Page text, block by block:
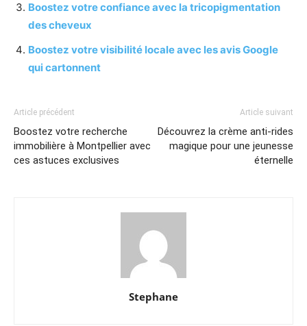
Boostez votre confiance avec la tricopigmentation
des cheveux
Boostez votre visibilité locale avec les avis Google
qui cartonnent
Article précédent
Boostez votre recherche
immobilière à Montpellier avec
ces astuces exclusives
Article suivant
Découvrez la crème anti-rides
magique pour une jeunesse
éternelle
Stephane